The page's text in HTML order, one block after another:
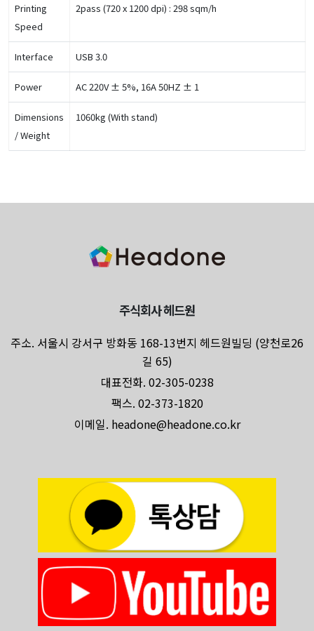
Printing
Speed
2pass (720 x 1200 dpi) : 298 sqm/h
Interface USB 3.0
Power AC 220V ± 5%, 16A 50HZ ± 1
Dimensions
/ Weight
1060kg (With stand)
주식회사 헤드원
주소. 서울시 강서구 방화동 168-13번지 헤드원빌딩 (양천로26
길 65)
대표전화. 02-305-0238
팩스. 02-373-1820
이메일. headone@headone.co.kr